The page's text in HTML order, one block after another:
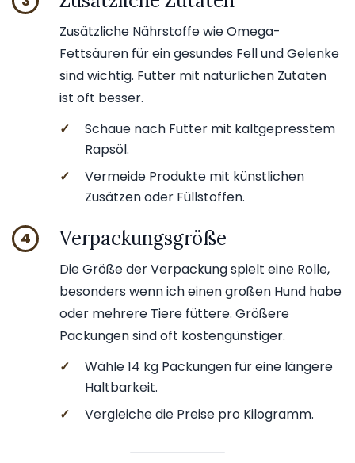
Zusätzliche Nährstoffe wie Omega-
Fettsäuren für ein gesundes Fell und Gelenke
sind wichtig. Futter mit natürlichen Zutaten
ist oft besser.
✓
Schaue nach Futter mit kaltgepresstem
Rapsöl.
✓
Vermeide Produkte mit künstlichen
Zusätzen oder Füllstoffen.
4 Verpackungsgröße
Die Größe der Verpackung spielt eine Rolle,
besonders wenn ich einen großen Hund habe
oder mehrere Tiere füttere. Größere
Packungen sind oft kostengünstiger.
✓
Wähle 14 kg Packungen für eine längere
Haltbarkeit.
✓
Vergleiche die Preise pro Kilogramm.